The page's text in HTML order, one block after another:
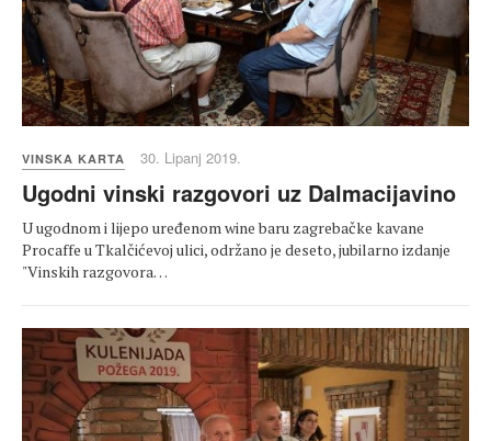
VINSKA KARTA 30. Lipanj 2019.
Ugodni vinski razgovori uz Dalmacijavino
U ugodnom i lijepo uređenom wine baru zagrebačke kavane
Procaffe u Tkalčićevoj ulici, održano je deseto, jubilarno izdanje
"Vinskih razgovora…